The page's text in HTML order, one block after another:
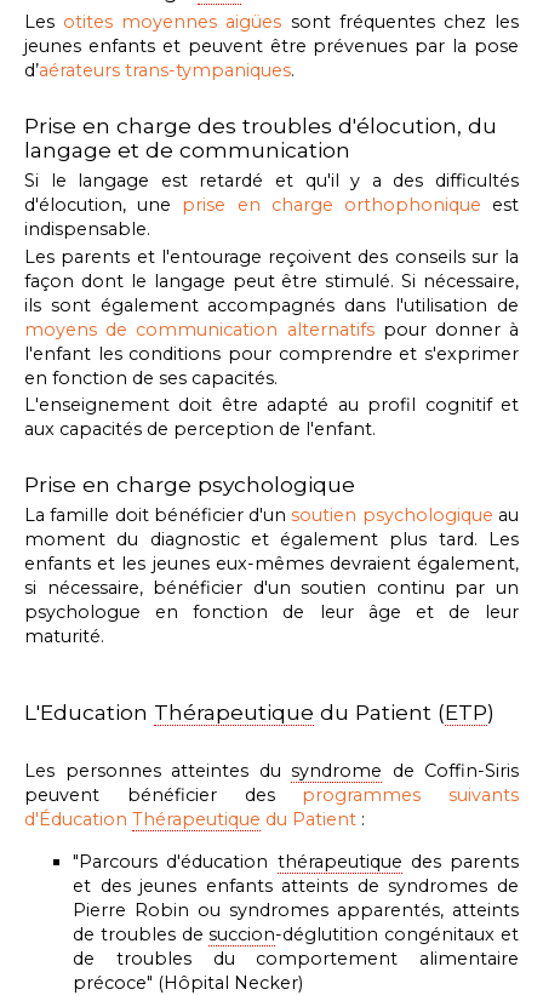
Les otites moyennes aigües sont fréquentes chez les
jeunes enfants et peuvent être prévenues par la pose
d’aérateurs trans-tympaniques.
Prise en charge des troubles d'élocution, du
langage et de communication
Si le langage est retardé et qu'il y a des difficultés
d'élocution, une prise en charge orthophonique est
indispensable.
Les parents et l'entourage reçoivent des conseils sur la
façon dont le langage peut être stimulé. Si nécessaire,
ils sont également accompagnés dans l'utilisation de
moyens de communication alternatifspour donner à
l'enfant les conditions pour comprendre et s'exprimer
en fonction de ses capacités.
L'enseignement doit être adapté au profil cognitif et
aux capacités de perception de l'enfant.
Prise en charge psychologique
La famille doit bénéficier d'unsoutien psychologique au
moment du diagnostic et également plus tard. Les
enfants et les jeunes eux-mêmes devraient également,
si nécessaire, bénéficier d'un soutien continu par un
psychologue en fonction de leur âge et de leur
maturité.
L'Education Thérapeutique du Patient (ETP)
Les personnes atteintes du syndrome de Coffin-Siris
peuvent bénéficier des programmes suivants
d'Éducation Thérapeutique du Patient :
"Parcours d'éducation thérapeutique des parents
et des jeunes enfants atteints de syndromes de
Pierre Robin ou syndromes apparentés, atteints
de troubles desuccion-déglutition congénitaux et
de troubles du comportement alimentaire
précoce" (Hôpital Necker)